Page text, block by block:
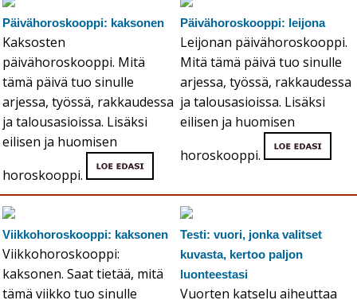
Päivähoroskooppi: kaksonen
Kaksosten
päivähoroskooppi. Mitä
tämä päivä tuo sinulle
arjessa, työssä, rakkaudessa
ja talousasioissa. Lisäksi
eilisen ja huomisen
horoskooppi.
Päivähoroskooppi: leijona
Leijonan päivähoroskooppi.
Mitä tämä päivä tuo sinulle
arjessa, työssä, rakkaudessa
ja talousasioissa. Lisäksi
eilisen ja huomisen
horoskooppi.
Viikkohoroskooppi: kaksonen
Viikkohoroskooppi:
kaksonen. Saat tietää, mitä
tämä viikko tuo sinulle
Testi: vuori, jonka valitset
kuvasta, kertoo paljon
luonteestasi
Vuorten katselu aiheuttaa